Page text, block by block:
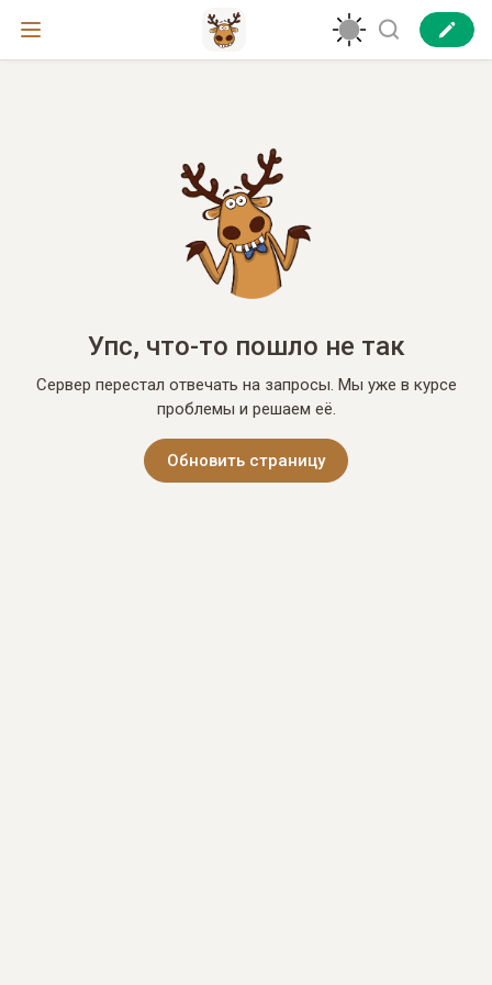
Упс, что-то пошло не так
Сервер перестал отвечать на запросы. Мы уже в курсе
проблемы и решаем её.
Обновить страницу